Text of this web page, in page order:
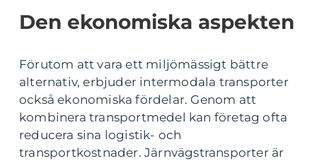
Den ekonomiska aspekten
Förutom att vara ett miljömässigt bättre
alternativ, erbjuder intermodala transporter
också ekonomiska fördelar. Genom att
kombinera transportmedel kan företag ofta
reducera sina logistik- och
transportkostnader. Järnvägstransporter är